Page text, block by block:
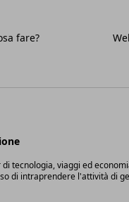
fare?
di tecnologia, viaggi ed
di intraprendere l'attività di